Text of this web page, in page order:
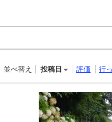
並べ替え 投稿日 評価 行